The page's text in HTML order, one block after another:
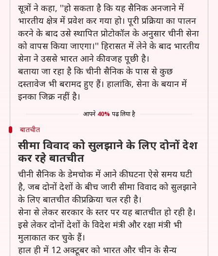
सूत्रों ने कहा, ''हो सकता है कि यह सैनिक अनजाने में
भारतीय क्षेत्र में प्रवेश कर गया हो। पूरी प्रक्रिया का पालन
करने के बाद उसे स्थापित प्रोटोकॉल के अनुसार चीनी सेना
को वापस किया जाएगा।'' हिरासत में लेने के बाद भारतीय
सेना ने उससे भारत आने की वजह पूछी है।
बताया जा रहा है कि चीनी सैनिक के पास से कुछ
दस्तावेज भी बरामद हुए हैं। हालांकि, सेना के बयान में
इनका जिक्र नहीं है।
आपने 40% पढ़ लिया है
बातचीत
सीमा विवाद को सुलझाने के लिए दोनों देश
कर रहे बातचीत
चीनी सैनिक के डेमचोक में आने की घटना ऐसे समय घटी
है, जब दोनों देशों के बीच जारी सीमा विवाद को सुलझाने
के लिए बातचीत की प्रक्रिया चल रही है।
सेना से लेकर सरकार के स्तर पर यह बातचीत हो रही है।
इसे लेकर दोनों देशों के विदेश मंत्री और रक्षा मंत्री भी
मुलाकात कर चुके हैं।
हाल ही में 12 अक्टूबर को भारत और चीन के सैन्य